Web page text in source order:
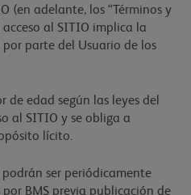
(en adelante, los “Términos y
al SITIO implica la
parte del Usuario de los
de edad según las leyes del
al SITIO y se obliga a
lícito.
podrán ser periódicamente
BMS previa publicación de